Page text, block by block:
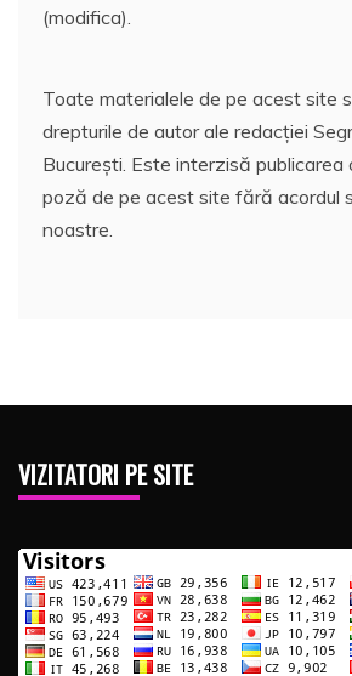
(modifica).
Toate materialele de pe acest site
drepturile de autor ale redacției
București. Este interzisă publicarea
poză de pe acest site fără acordul
noastre.
VIZITATORI PE SITE